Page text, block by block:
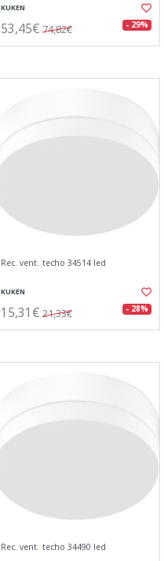
KUKEN
53,45€ 74,82€ - 29%
Rec. vent. techo 34514 led
KUKEN
15,31€ 21,33€ - 28%
Rec. vent. techo 34490 led